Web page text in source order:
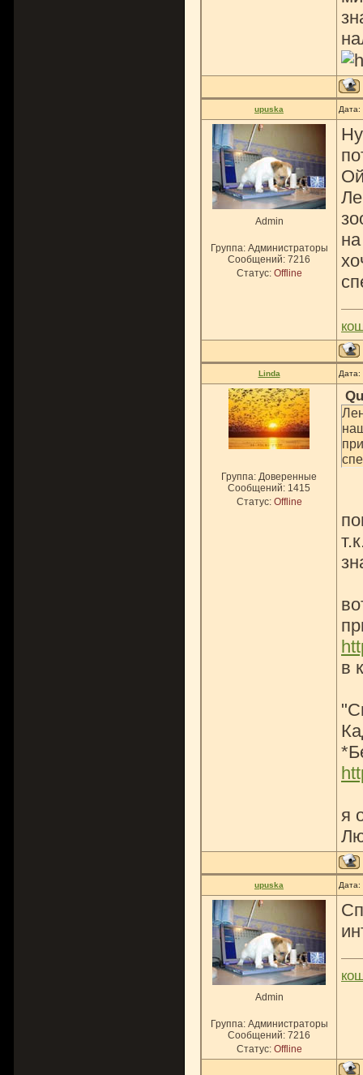
upuska
Admin
Группа: Администраторы
Сообщений: 7216
Статус: Offline
Linda Дата:
Группа: Доверенные
Сообщений: 1415
Статус: Offline
в
я
upuska Дата:
Admin
Группа: Администраторы
Сообщений: 7216
Статус: Offline